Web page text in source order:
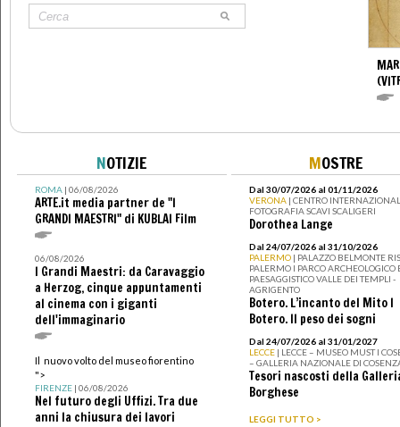
NOTIZIE
ROMA| 06/08/2026
ARTE.it media partner de "I
GRANDI MAESTRI" di KUBLAI Film
06/08/2026
I Grandi Maestri: da Caravaggio
a Herzog, cinque appuntamenti
al cinema con i giganti
dell'immaginario
Il nuovo volto del museo fiorentino
">
FIRENZE| 06/08/2026
Nel futuro degli Uffizi. Tra due
anni la chiusura dei lavori
MOSTRE
Dal 30/07/2026 al 01/11/2026
VERONA | CENTRO
FOTOGRAFIA SCAVI SCALIGERI
Dorothea Lange
Dal 24/07/2026 al 31/10/2026
PALERMO | PALAZZO BELMONTE
PALERMO I PARCO ARCHEOLOGICO
PAESAGGISTICO VALLE DEI TEMPLI -
AGRIGENTO
Botero. L’incanto del Mito I
Botero. Il peso dei sogni
Dal 24/07/2026 al 31/01/2027
LECCE | LECCE – MUSEO MUST I
– GALLERIA NAZIONALE DI
Tesori nascosti della
Borghese
LEGGI TUTTO >